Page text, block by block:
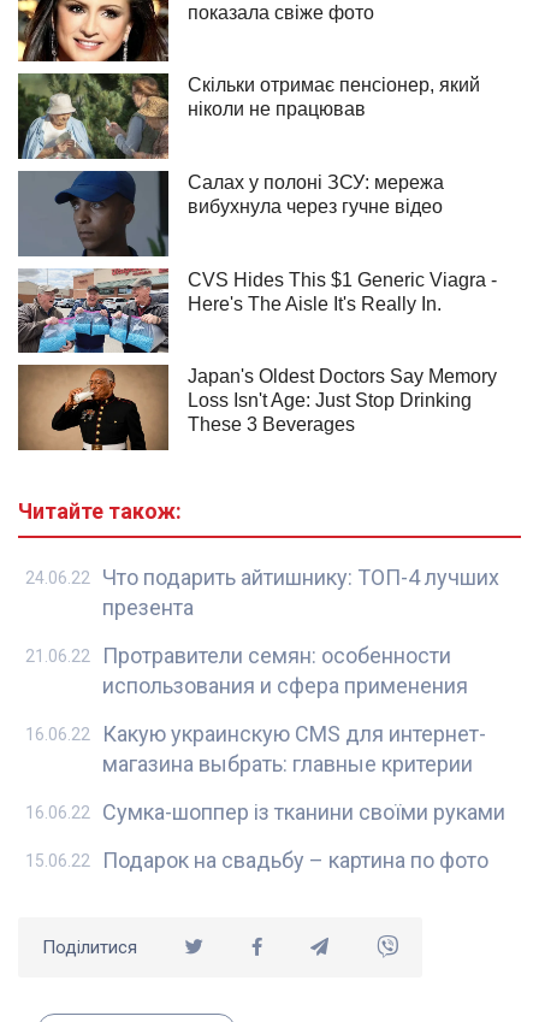
Читайте також:
Что подарить айтишнику: ТОП-4 лучших
презента
24.06.22
Протравители семян: особенности
использования и сфера применения
21.06.22
Какую украинскую CMS для интернет-
магазина выбрать: главные критерии
16.06.22
Сумка-шоппер із тканини своїми руками
16.06.22
Подарок на свадьбу – картина по фото
15.06.22
Поділитися